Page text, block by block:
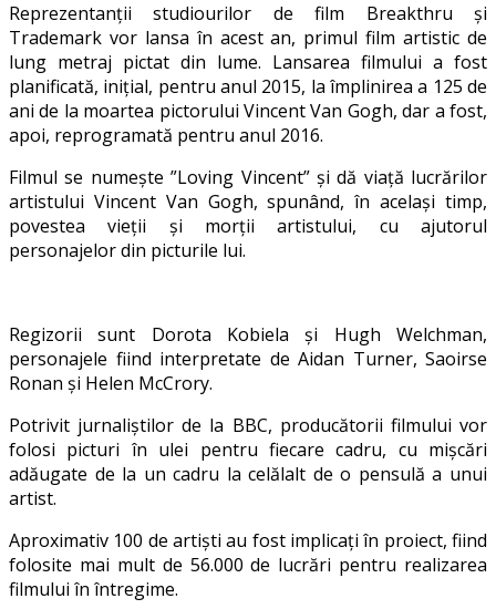
Reprezentanții studiourilor de film Breakthru și
Trademark vor lansa în acest an, primul film artistic de
lung metraj pictat din lume. Lansarea filmului a fost
planificată, inițial, pentru anul 2015, la împlinirea a 125 de
ani de la moartea pictorului Vincent Van Gogh, dar a fost,
apoi, reprogramată pentru anul 2016.
Filmul se numește ”Loving Vincent” și dă viață lucrărilor
artistului Vincent Van Gogh, spunând, în același timp,
povestea vieții și morții artistului, cu ajutorul
personajelor din picturile lui.
Regizorii sunt Dorota Kobiela și Hugh Welchman,
personajele fiind interpretate de Aidan Turner, Saoirse
Ronan și Helen McCrory.
Potrivit jurnaliștilor de la BBC, producătorii filmului vor
folosi picturi în ulei pentru fiecare cadru, cu mișcări
adăugate de la un cadru la celălalt de o pensulă a unui
artist.
Aproximativ 100 de artiști au fost implicați în proiect, fiind
folosite mai mult de 56.000 de lucrări pentru realizarea
filmului în întregime.